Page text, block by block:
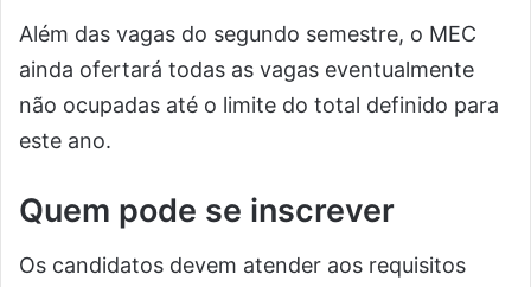
Além das vagas do segundo semestre, o MEC
ainda ofertará todas as vagas eventualmente
não ocupadas até o limite do total definido para
este ano.
Quem pode se inscrever
Os candidatos devem atender aos requisitos